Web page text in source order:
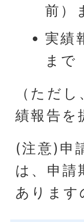
前）
実績
まで
（ただ
績報告を
(注意)申
は、申請
あります